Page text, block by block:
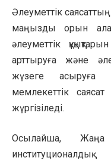
Әлеуметтік
маңызды орын
әлеуметтік
арттыруға және
жүзеге асыруға
мемлекеттік
жүргізіледі.
Осылайша, Жаңа